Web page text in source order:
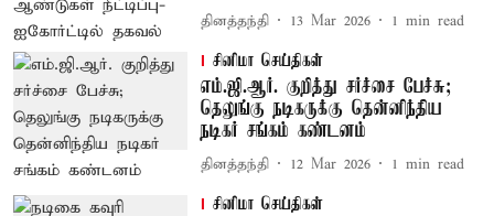
தினத்தந்தி 13 Mar 2026 1 min read
சினிமா செய்திகள்
எம்.ஜி.ஆர். குறித்து சர்ச்சை பேச்சு;
தெலுங்கு நடிகருக்கு தென்னிந்திய
நடிகர் சங்கம் கண்டனம்
தினத்தந்தி 12 Mar 2026 1 min read
சினிமா செய்திகள்